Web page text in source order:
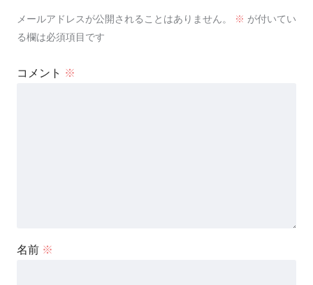
メールアドレスが公開されることはありません。 ※ が付いてい
る欄は必須項目です
コメント ※
名前 ※